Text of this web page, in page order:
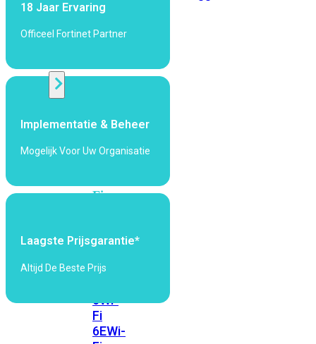
424F-
Access
bekijken
Fi
Wi-
5Wi-
6Wi-
Fi
6EWi-
18 Jaar Ervaring
Officeel Fortinet Partner
Implementatie & Beheer
Mogelijk Voor Uw Organisatie
Laagste Prijsgarantie*
Altijd De Beste Prijs